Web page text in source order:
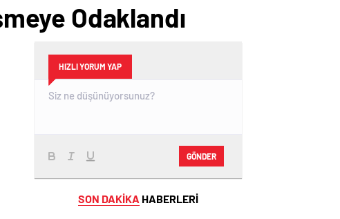
Odaklandı
HIZLI YORUM YAP
GÖNDER
SON DAKİKA HABERLERİ